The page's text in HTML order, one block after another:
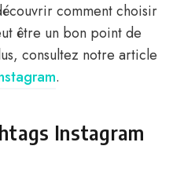
comment choisir
être un bon point de
consultez notre article
.
Instagram